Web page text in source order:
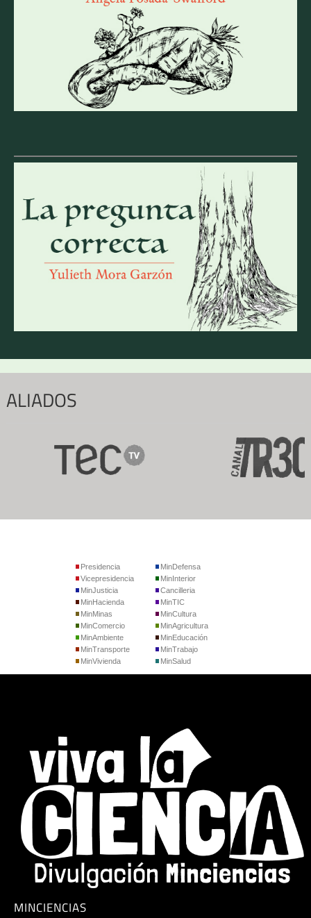
ALIADOS
Presidencia
Vicepresidencia
MinJusticia
MinDefensa
MinInterior
Cancilleria
MinHacienda
MinMinas
MinComercio
MinTIC
MinCultura
MinAgricultura
MinAmbiente
MinTransporte
MinVivienda
MinEducación
MinTrabajo
MinSalud
MINCIENCIAS